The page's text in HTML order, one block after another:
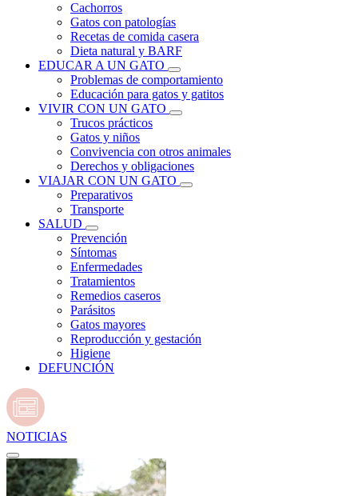
Cachorros
Gatos con patologías
Recetas de comida casera
Dieta natural y BARF
EDUCAR A UN GATO
Problemas de comportamiento
Educación para gatos y gatitos
VIVIR CON UN GATO
Trucos prácticos
Gatos y niños
Convivencia con otros animales
Derechos y obligaciones
VIAJAR CON UN GATO
Preparativos
Transporte
SALUD
Prevención
Síntomas
Enfermedades
Tratamientos
Remedios caseros
Parásitos
Gatos mayores
Reproducción y gestación
Higiene
DEFUNCIÓN
NOTICIAS